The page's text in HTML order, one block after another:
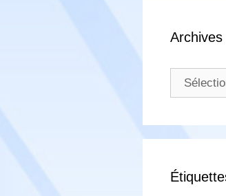
Archives
Archives